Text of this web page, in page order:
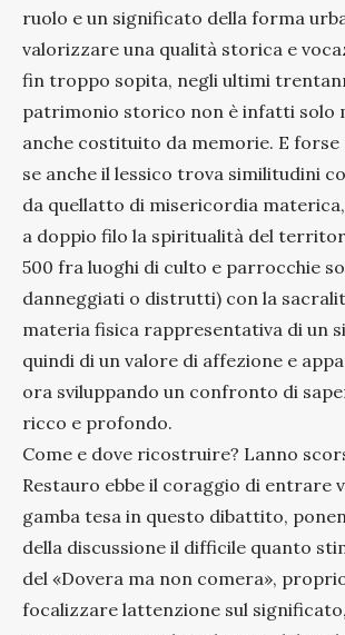
ruolo e un significato della forma
valorizzare una qualità storica e
fin troppo sopita, negli ultimi
patrimonio storico non è infatti solo
anche costituito da memorie. E forse
se anche il lessico trova similitudini
da quellatto di misericordia
a doppio filo la spiritualità del
500 fra luoghi di culto e parrocchie
danneggiati o distrutti) con la
materia fisica rappresentativa di un
quindi di un valore di affezione e
ora sviluppando un confronto di
ricco e profondo.
Come e dove ricostruire? Lanno
Restauro ebbe il coraggio di entrare
gamba tesa in questo dibattito,
della discussione il difficile quanto
del «Dovera ma non comera»,
focalizzare lattenzione sul